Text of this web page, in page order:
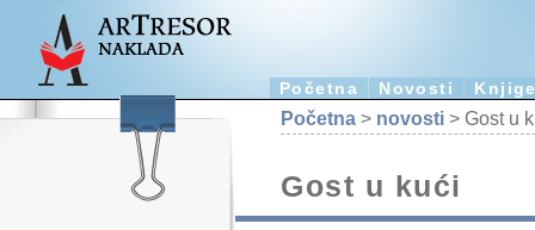
Početna Novosti
Početna > novosti > Gost u
Gost u kući